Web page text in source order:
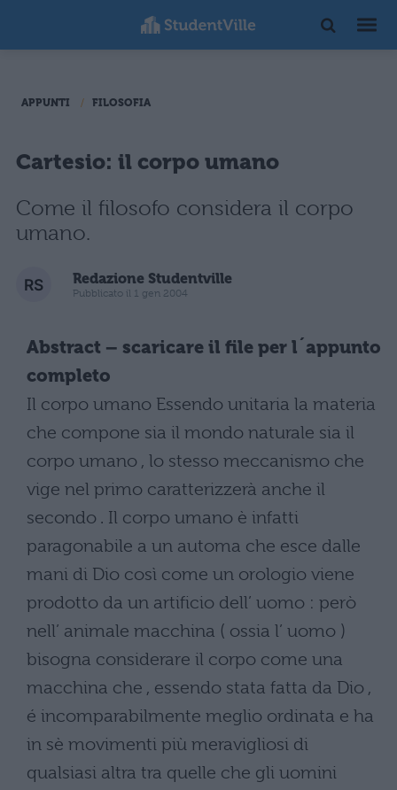
APPUNTI FILOSOFIA
Cartesio: il corpo umano
Come il filosofo considera il corpo
umano.
Redazione Studentville
Pubblicato il 1 gen 2004
Abstract – scaricare il file per l´appunto
completo
Il corpo umano Essendo unitaria la materia
che compone sia il mondo naturale sia il
corpo umano , lo stesso meccanismo che
vige nel primo caratterizzerà anche il
secondo . Il corpo umano è infatti
paragonabile a un automa che esce dalle
mani di Dio così come un orologio viene
prodotto da un artificio dell’ uomo : però
nell’ animale macchina ( ossia l’ uomo )
bisogna considerare il corpo come una
macchina che , essendo stata fatta da Dio ,
é incomparabilmente meglio ordinata e ha
in sè movimenti più meravigliosi di
qualsiasi altra tra quelle che gli uomini